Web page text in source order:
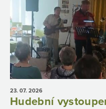
23. 07. 2026
Hudební